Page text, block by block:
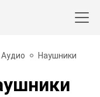
Аудио Наушники